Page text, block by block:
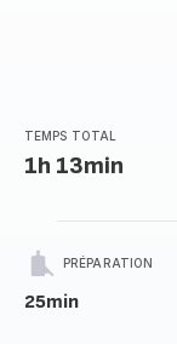
TEMPS TOTAL
1h 13min
PRÉPARATION
25min